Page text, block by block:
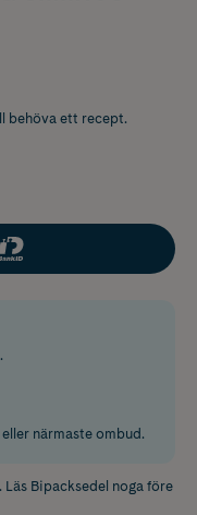
behöva ett recept.
närmaste ombud.
Läs Bipacksedel noga före